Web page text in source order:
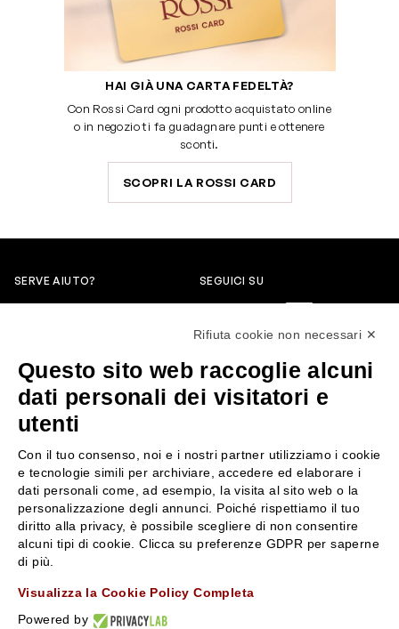
HAI GIÀ UNA CARTA FEDELTÀ?
Con Rossi Card ogni prodotto acquistato online
o in negozio ti fa guadagnare punti e ottenere
sconti.
SCOPRI LA ROSSI CARD
SERVE AIUTO?
servizioclienti@rossiprofumi.it
SEGUICI SU
SERVIZIO CLIENTI
Resi e rimborsi
Pagamenti
Spedizione
Condizioni generali di vendita
Privacy Policy
Chi siamo
Contattaci
Negozi
Attiva la Rossi Card
Lavora con noi
Rifiuta cookie non necessari ✕
Questo sito web raccoglie alcuni
dati personali dei visitatori e
utenti
Con il tuo consenso, noi e i nostri partner utilizziamo i cookie
e tecnologie simili per archiviare, accedere ed elaborare i
dati personali come, ad esempio, la visita al sito web o la
personalizzazione degli annunci. Poiché rispettiamo il tuo
diritto alla privacy, è possibile scegliere di non consentire
alcuni tipi di cookie. Clicca su preferenze GDPR per saperne
di più.
Visualizza la Cookie Policy Completa
Powered by